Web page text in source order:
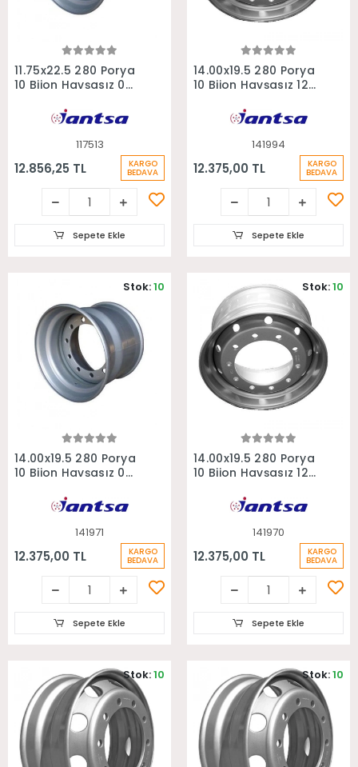
Sepete Ekle
11.75x22.5 280 Porya
10 Bijon Havşasız 0
117513
12.856,25 TL KARGO
BEDAVA
Sepete Ekle
Sepete Ekle
14.00x19.5 280 Porya
10 Bijon Havşasız 120
Tırsan Treyler Jantı
141994
12.375,00 TL KARGO
BEDAVA
Sepete Ekle
Sepete Ekle
14.00x19.5 280 Porya
10 Bijon Havşasız 0
141971
12.375,00 TL KARGO
BEDAVA
Stok:10
Sepete Ekle
Sepete Ekle
14.00x19.5 280 Porya
10 Bijon Havşasız 120
141970
12.375,00 TL KARGO
BEDAVA
Stok:10
Sepete Ekle
Stok:10 Stok:10